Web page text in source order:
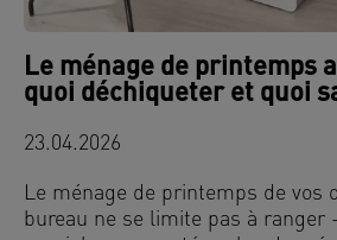
Le ménage de printemps
quoi déchiqueter et quoi
23.04.2026
Le ménage de printemps de vos
bureau ne se limite pas à ranger